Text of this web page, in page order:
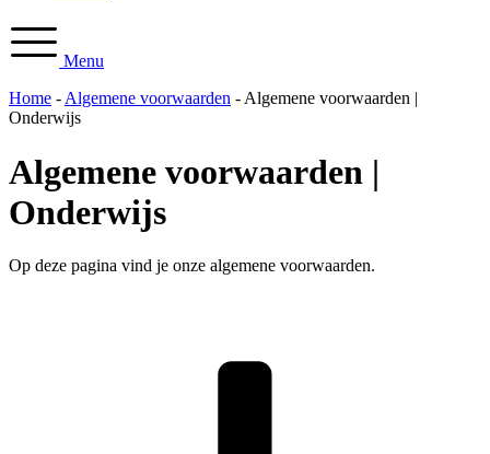
Menu
Home - Algemene voorwaarden - Algemene voorwaarden |
Onderwijs
Algemene voorwaarden |
Onderwijs
Op deze pagina vind je onze algemene voorwaarden.